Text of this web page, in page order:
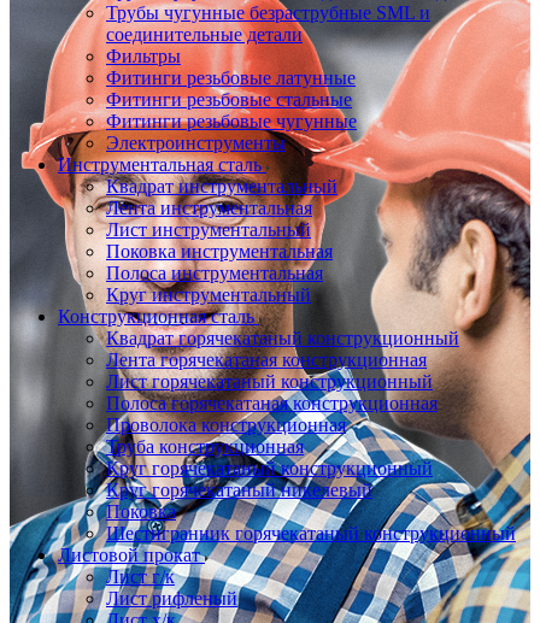
Трубы чугунные безраструбные SML и
соединительные детали
Фильтры
Фитинги резьбовые латунные
Фитинги резьбовые стальные
Фитинги резьбовые чугунные
Электроинструменты
Инструментальная сталь
Квадрат инструментальный
Лента инструментальная
Лист инструментальный
Поковка инструментальная
Полоса инструментальная
Круг инструментальный
Конструкционная сталь
Квадрат горячекатаный конструкционный
Лента горячекатаная конструкционная
Лист горячекатаный конструкционный
Полоса горячекатаная конструкционная
Проволока конструкционная
Труба конструкционная
Круг горячекатаный конструкционный
Круг горячекатаный никелевый
Поковка
Шестигранник горячекатаный конструкционный
Листовой прокат
Лист г/к
Лист рифленый